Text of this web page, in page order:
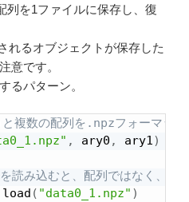
列を1ファイルに保存し、復
れるオブジェクトが保存した
意です。
るパターン。
複数の配列を.npzフォーマット
, ary0 , ary1)
読み込むと、配列ではなく、
load ( "data0_1.npz" )